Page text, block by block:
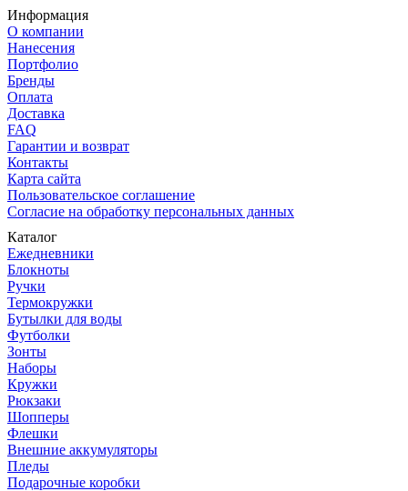
Информация
О компании
Нанесения
Портфолио
Бренды
Оплата
Доставка
FAQ
Гарантии и возврат
Контакты
Карта сайта
Пользовательское соглашение
Согласие на обработку персональных данных
Каталог
Ежедневники
Блокноты
Ручки
Термокружки
Бутылки для воды
Футболки
Зонты
Наборы
Кружки
Рюкзаки
Шопперы
Флешки
Внешние аккумуляторы
Пледы
Подарочные коробки